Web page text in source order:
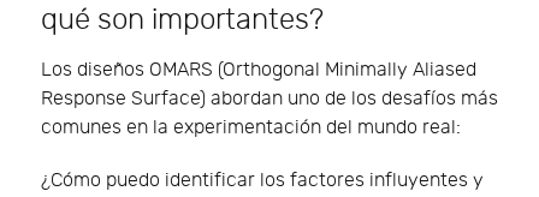
qué son importantes?
Los diseños OMARS (Orthogonal Minimally Aliased
Response Surface) abordan uno de los desafíos más
comunes en la experimentación del mundo real:
¿Cómo puedo identificar los factores influyentes y